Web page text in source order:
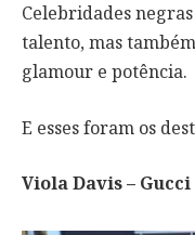
Celebridades
talento, mas
glamour e potência.
E esses foram os
Viola Davis – Gucci